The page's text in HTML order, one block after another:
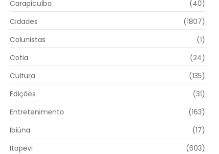
Carapicuíba
(40)
Cidades
(1807)
Colunistas
(1)
Cotia
(24)
Cultura
(135)
Edições
(31)
Entretenimento
(163)
Ibiúna
(17)
Itapevi
(603)